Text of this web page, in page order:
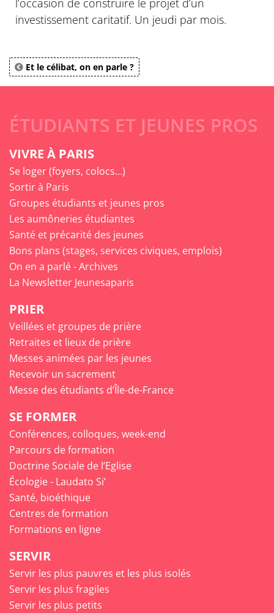
l’occasion de construire le projet d’un
investissement caritatif. Un jeudi par mois.
Et le célibat, on en parle ?
ÉTUDIANTS ET JEUNES PROS
VIVRE À PARIS
Se loger (foyers, colocs...)
Sortir à Paris
Groupes étudiants et jeunes pros
Les aumôneries étudiantes
Santé et précarité des jeunes
Bons plans (stages, services civiques, emplois)
On en a parlé - Archives
La Newsletter Jeunesaparis
PRIER
Veillées et groupes de prière
Retraites et lieux de prière
Messes animées par les jeunes
Recevoir un sacrement
Messe des étudiants d’Île-de-France
SE FORMER
Conférences, colloques, week-end
Parcours de formation
Doctrine Sociale de l’Eglise
Écologie - Laudato Si’
Santé, bioéthique
Centres de formation
Formations en ligne
SERVIR
Servir les plus pauvres et les plus isolés
Servir les plus fragiles
Servir les plus petits